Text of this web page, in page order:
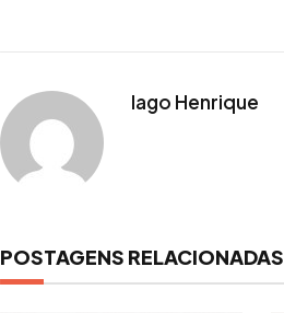
Iago Henrique
POSTAGENS RELACIONADAS